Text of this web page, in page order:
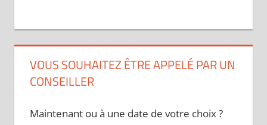
VOUS SOUHAITEZ ÊTRE APPELÉ PAR UN
CONSEILLER
Maintenant ou à une date de votre choix ?